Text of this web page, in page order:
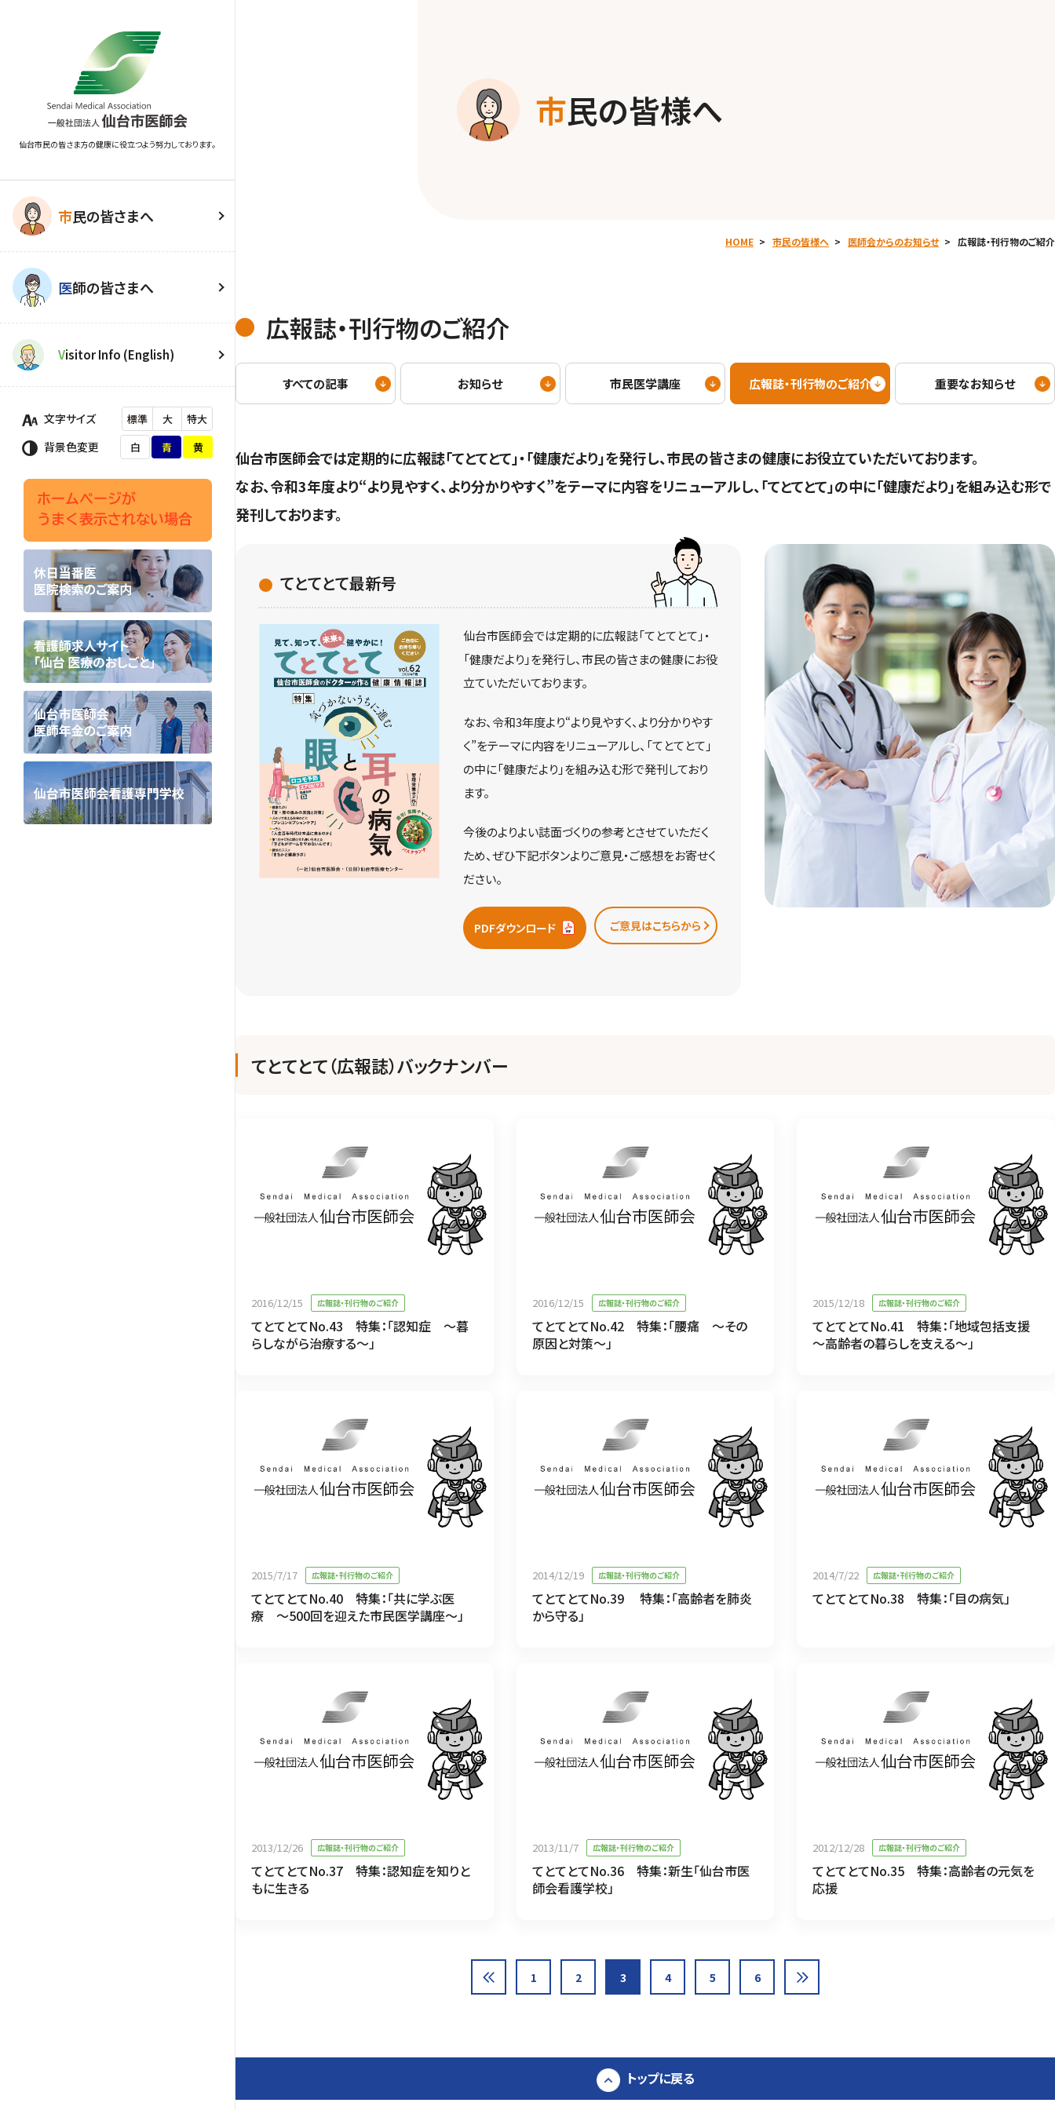
仙台市民の皆さま方の健康に役立つよう努力しております。
市民の皆さまへ
医師の皆さまへ
Visitor Info (English)
文字サイズ 標準 大 特大
背景色変更 白 青 黄
市民の皆様へ
HOME 市民の皆様へ 医師会からのお知らせ 広報誌・刊行物のご紹介
広報誌・刊行物のご紹介
すべての記事 お知らせ 市民医学講座 広報誌・刊行物のご紹介 重要なお知らせ
仙台市医師会では定期的に広報誌「てとてとて」・「健康だより」を発行し、市民の皆さまの健康にお役立ていただいております。
なお、令和3年度より“より見やすく、より分かりやすく”をテーマに内容をリニューアルし、「てとてとて」の中に「健康だより」を組み込む形で
発刊しております。
てとてとて最新号
仙台市医師会では定期的に広報誌「てとてとて」・
「健康だより」を発行し、市民の皆さまの健康にお役
立ていただいております。
なお、令和3年度より“より見やすく、より分かりやす
く”をテーマに内容をリニューアルし、「てとてとて」
の中に「健康だより」を組み込む形で発刊しており
ます。
今後のよりよい誌面づくりの参考とさせていただく
ため、ぜひ下記ボタンよりご意見・ご感想をお寄せく
ださい。
PDFダウンロード ご意見はこちらから
てとてとて（広報誌）バックナンバー
2016/12/15 広報誌・刊行物のご紹介
てとてとてNo.43 特集：「認知症 ～暮
らしながら治療する～」
2016/12/15 広報誌・刊行物のご紹介
てとてとてNo.42 特集：「腰痛 ～その
原因と対策～」
2015/12/18 広報誌・刊行物のご紹介
てとてとてNo.41 特集：「地域包括支援
～高齢者の暮らしを支える～」
2015/7/17 広報誌・刊行物のご紹介
てとてとてNo.40 特集：「共に学ぶ医
療 ～500回を迎えた市民医学講座～」
2014/12/19 広報誌・刊行物のご紹介
てとてとてNo.39 特集：「高齢者を肺炎
から守る」
2014/7/22 広報誌・刊行物のご紹介
てとてとてNo.38 特集：「目の病気」
2013/12/26 広報誌・刊行物のご紹介
てとてとてNo.37 特集：認知症を知りと
もに生きる
2013/11/7 広報誌・刊行物のご紹介
てとてとてNo.36 特集：新生「仙台市医
師会看護学校」
2012/12/28 広報誌・刊行物のご紹介
てとてとてNo.35 特集：高齢者の元気を
応援
1 2 3 4 5 6
トップに戻る